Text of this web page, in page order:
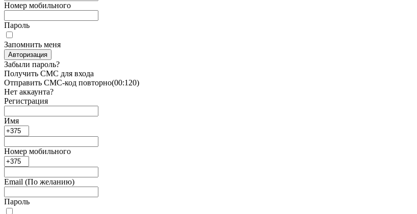
Номер мобильного
Пароль
Запомнить меня
Авторизация
Забыли пароль?
Получить СМС для входа
Отправить СМС-код повторно(00:120)
Нет аккаунта?
Регистрация
Имя
Номер мобильного
Email (По желанию)
Пароль